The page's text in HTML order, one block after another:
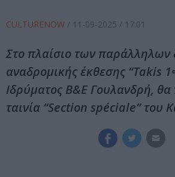
CULTURENOW / 11-09-2025 / 17:01
Στο πλαίσιο των παράλληλων
αναδρομικής έκθεσης “Takis
Ιδρύματος Β&Ε Γουλανδρή,
ταινία “Section spéciale” του